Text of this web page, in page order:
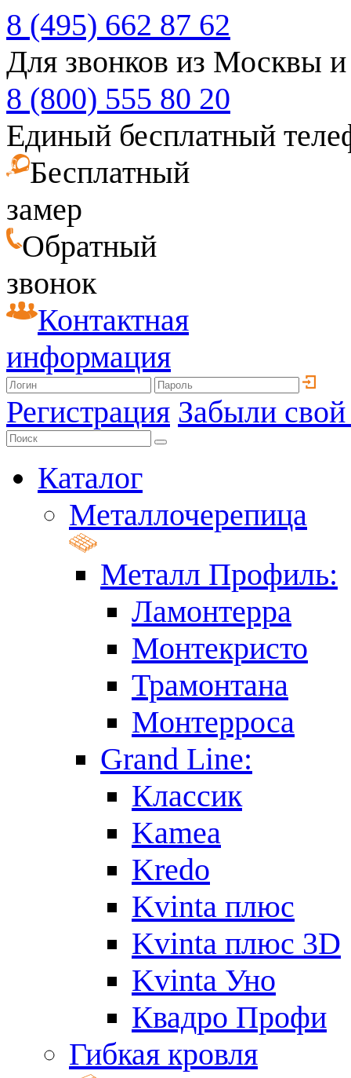
8 (495) 662 87 62
Для звонков из Москвы
8 (800) 555 80 20
Единый бесплатный
Бесплатный
замер
Обратный
звонок
Контактная
информация
Регистрация Забыли
Каталог
Металлочерепица
Металл Профиль:
Ламонтерра
Монтекристо
Трамонтана
Монтерроса
Grand Line:
Классик
Kamea
Kredo
Kvinta плюс
Kvinta плюс 3D
Kvinta Уно
Квадро Профи
Гибкая кровля